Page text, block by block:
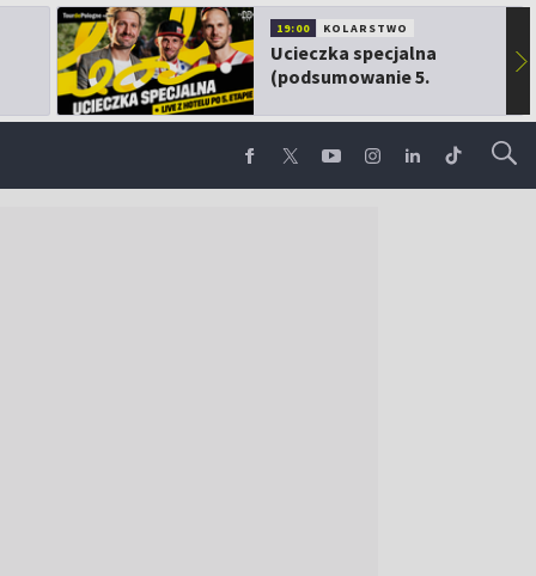
19:00 KOLARSTWO
Ucieczka specjalna
(podsumowanie 5.
▶